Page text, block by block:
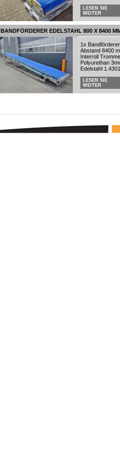
LESEN SIE
WEITER
BANDFÖRDERER EDELSTAHL 800 X 8400
1x
Abstand 8400
Interroll
Polyurethan
Edelstahl
LESEN SIE
WEITER